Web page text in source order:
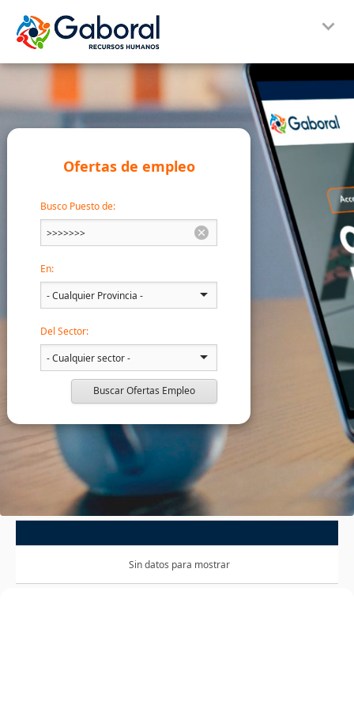
Ofertas de empleo
Busco Puesto de:
En:
Del Sector:
Buscar Ofertas Empleo
Sin datos para mostrar